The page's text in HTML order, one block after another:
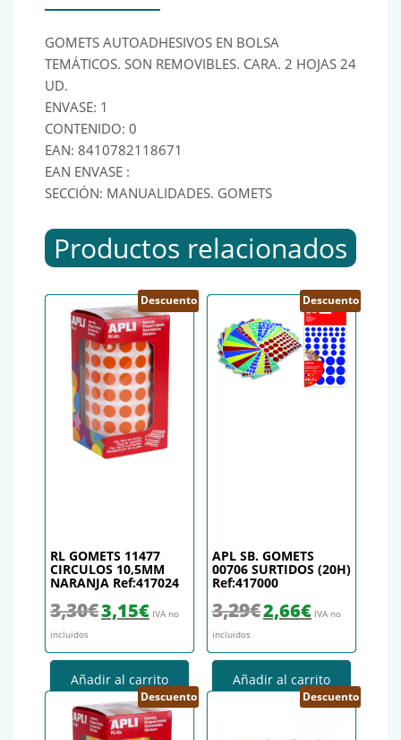
GOMETS AUTOADHESIVOS EN BOLSA
TEMÁTICOS. SON REMOVIBLES. CARA. 2 HOJAS 24
UD.
ENVASE: 1
CONTENIDO: 0
EAN: 8410782118671
EAN ENVASE :
SECCIÓN: MANUALIDADES. GOMETS
Productos relacionados
Descuento
RL GOMETS 11477
CIRCULOS 10,5MM
NARANJA Ref:417024
3,30€ El precio original era: 3,30€.
3,15€El precio actual es: 3,15€.
IVA no
incluidos
Añadir al carrito
Descuento
APL SB. GOMETS
00706 SURTIDOS (20H)
Ref:417000
3,29€El precio original era: 3,29€.
2,66€El precio actual
IVA no
incluidos
Añadir al carrito
Descuento Descuento